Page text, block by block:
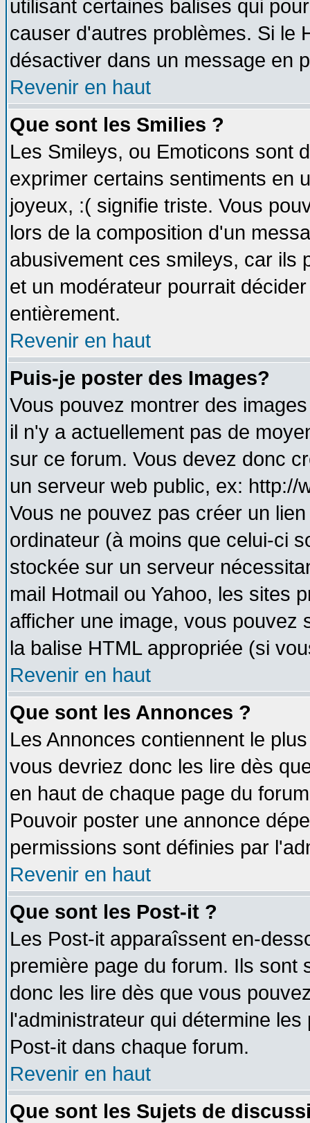
utilisant certaines balises qui
causer d'autres problèmes. Si le
désactiver dans un message en
Revenir en haut
Que sont les Smilies ?
Les Smileys, ou Emoticons sont
exprimer certains sentiments en
joyeux, :( signifie triste. Vous
lors de la composition d'un
abusivement ces smileys, car ils
et un modérateur pourrait
entièrement.
Revenir en haut
Puis-je poster des Images?
Vous pouvez montrer des
il n'y a actuellement pas de
sur ce forum. Vous devez donc
un serveur web public, ex: http://
Vous ne pouvez pas créer un
ordinateur (à moins que celui-ci
stockée sur un serveur
mail Hotmail ou Yahoo, les sites
afficher une image, vous pouvez
la balise HTML appropriée (si
Revenir en haut
Que sont les Annonces ?
Les Annonces contiennent le
vous devriez donc les lire dès
en haut de chaque page du
Pouvoir poster une annonce
permissions sont définies par
Revenir en haut
Que sont les Post-it ?
Les Post-it apparaîssent en-
première page du forum. Ils
donc les lire dès que vous
l'administrateur qui détermine
Post-it dans chaque forum.
Revenir en haut
Que sont les Sujets de